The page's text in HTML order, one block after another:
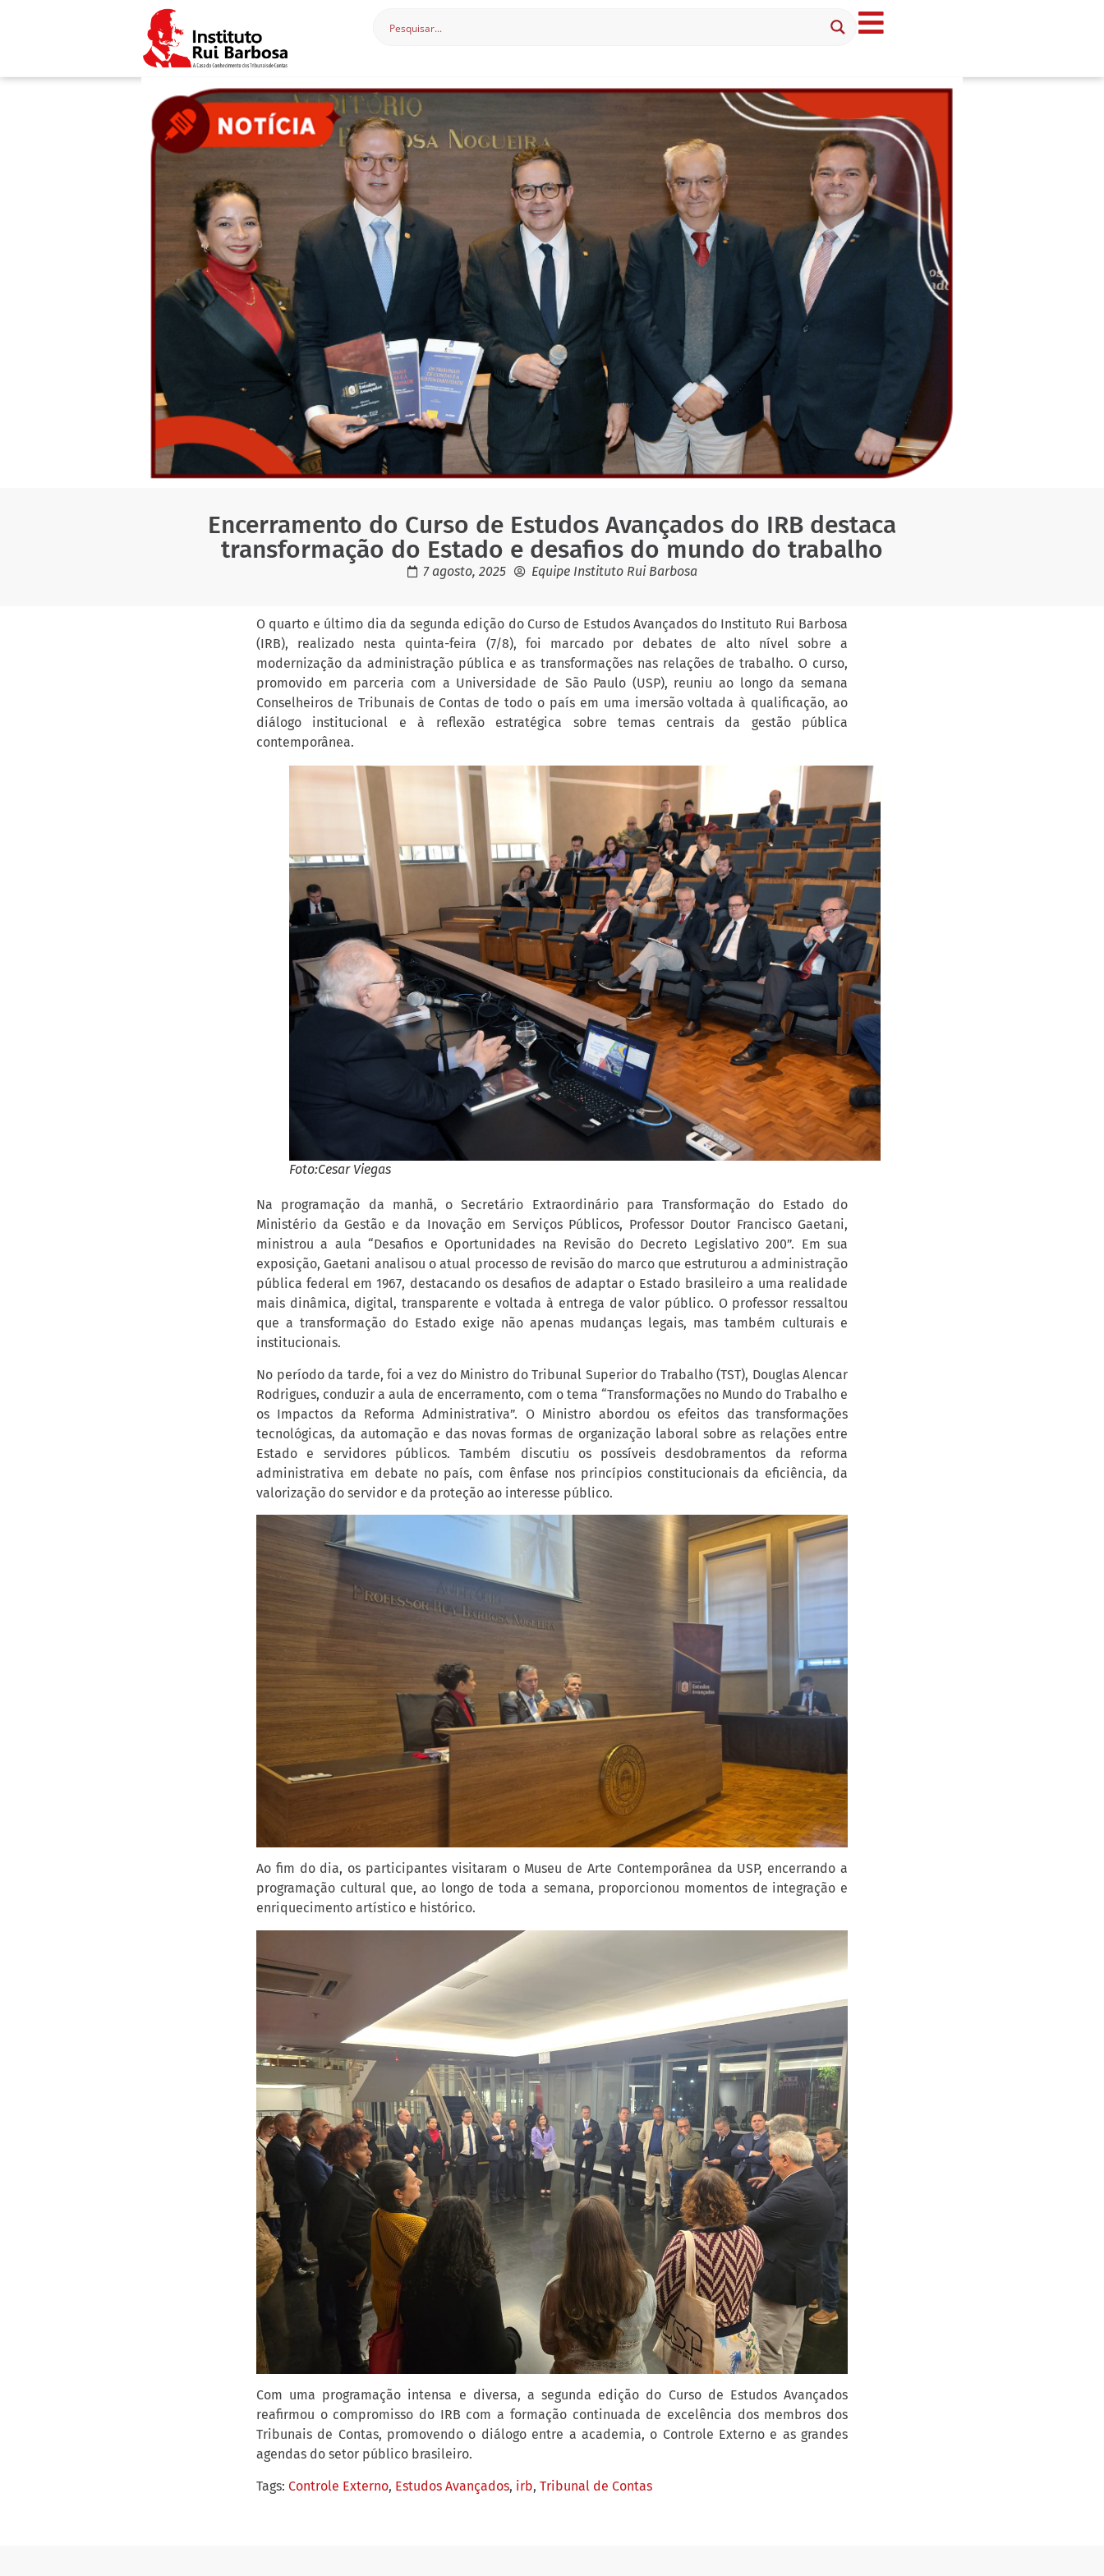
Encerramento do Curso de Estudos Avançados do IRB destaca
transformação do Estado e desafios do mundo do trabalho
7 agosto, 2025 Equipe Instituto Rui Barbosa
O quarto e último dia da segunda edição do Curso de Estudos Avançados do Instituto Rui Barbosa
(IRB), realizado nesta quinta-feira (7/8), foi marcado por debates de alto nível sobre a
modernização da administração pública e as transformações nas relações de trabalho. O curso,
promovido em parceria com a Universidade de São Paulo (USP), reuniu ao longo da semana
Conselheiros de Tribunais de Contas de todo o país em uma imersão voltada à qualificação, ao
diálogo institucional e à reflexão estratégica sobre temas centrais da gestão pública
contemporânea.
Foto:Cesar Viegas
Na programação da manhã, o Secretário Extraordinário para Transformação do Estado do
Ministério da Gestão e da Inovação em Serviços Públicos, Professor Doutor Francisco Gaetani,
ministrou a aula “Desafios e Oportunidades na Revisão do Decreto Legislativo 200”. Em sua
exposição, Gaetani analisou o atual processo de revisão do marco que estruturou a administração
pública federal em 1967, destacando os desafios de adaptar o Estado brasileiro a uma realidade
mais dinâmica, digital, transparente e voltada à entrega de valor público. O professor ressaltou
que a transformação do Estado exige não apenas mudanças legais, mas também culturais e
institucionais.
No período da tarde, foi a vez do Ministro do Tribunal Superior do Trabalho (TST), Douglas Alencar
Rodrigues, conduzir a aula de encerramento, com o tema “Transformações no Mundo do Trabalho e
os Impactos da Reforma Administrativa”. O Ministro abordou os efeitos das transformações
tecnológicas, da automação e das novas formas de organização laboral sobre as relações entre
Estado e servidores públicos. Também discutiu os possíveis desdobramentos da reforma
administrativa em debate no país, com ênfase nos princípios constitucionais da eficiência, da
valorização do servidor e da proteção ao interesse público.
Ao fim do dia, os participantes visitaram o Museu de Arte Contemporânea da USP, encerrando a
programação cultural que, ao longo de toda a semana, proporcionou momentos de integração e
enriquecimento artístico e histórico.
Com uma programação intensa e diversa, a segunda edição do Curso de Estudos Avançados
reafirmou o compromisso do IRB com a formação continuada de excelência dos membros dos
Tribunais de Contas, promovendo o diálogo entre a academia, o Controle Externo e as grandes
agendas do setor público brasileiro.
Tags: Controle Externo, Estudos Avançados, irb, Tribunal de Contas